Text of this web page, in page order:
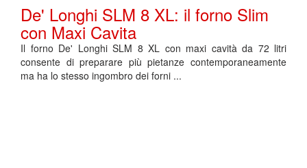
De' Longhi SLM 8 XL: il forno Slim
con Maxi Cavita
Il forno De' Longhi SLM 8 XL con maxi cavità da 72 litri
consente di preparare più pietanze contemporaneamente
ma ha lo stesso ingombro dei forni ...